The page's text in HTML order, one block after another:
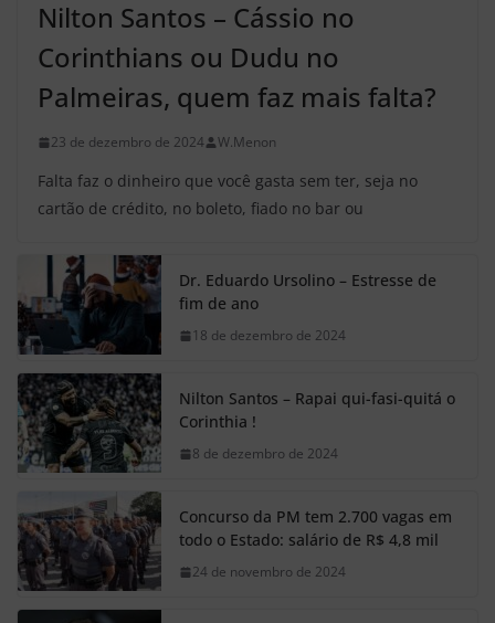
Nilton Santos – Cássio no
Corinthians ou Dudu no
Palmeiras, quem faz mais falta?
23 de dezembro de 2024 W.Menon
Falta faz o dinheiro que você gasta sem ter, seja no
cartão de crédito, no boleto, fiado no bar ou
Dr. Eduardo Ursolino – Estresse de
fim de ano
18 de dezembro de 2024
Nilton Santos – Rapai qui-fasi-quitá o
Corinthia !
8 de dezembro de 2024
Concurso da PM tem 2.700 vagas em
todo o Estado: salário de R$ 4,8 mil
24 de novembro de 2024